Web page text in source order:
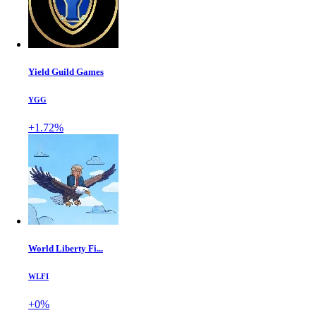
Yield Guild Games
YGG
+1.72%
World Liberty Fi...
WLFI
+0%